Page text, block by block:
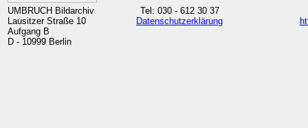
UMBRUCH Bildarchiv
Lausitzer Straße 10
Aufgang B
D - 10999 Berlin
Tel: 030 - 612 30 37
Datenschutzerklärung